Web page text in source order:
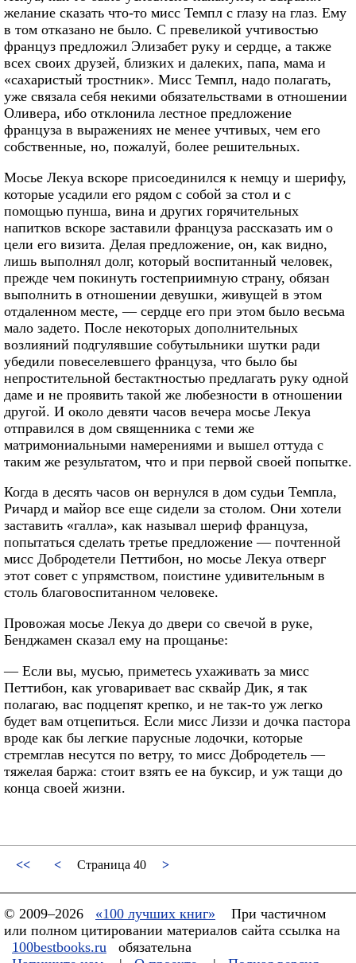
желание сказать что-то мисс Темпл с глазу на глаз. Ему
в том отказано не было. С превеликой учтивостью
француз предложил Элизабет руку и сердце, а также
всех своих друзей, близких и далеких, папа, мама и
«сахаристый тростник». Мисс Темпл, надо полагать,
уже связала себя некими обязательствами в отношении
Оливера, ибо отклонила лестное предложение
француза в выражениях не менее учтивых, чем его
собственные, но, пожалуй, более решительных.
Мосье Лекуа вскоре присоединился к немцу и шерифу,
которые усадили его рядом с собой за стол и с
помощью пунша, вина и других горячительных
напитков вскоре заставили француза рассказать им о
цели его визита. Делая предложение, он, как видно,
лишь выполнял долг, который воспитанный человек,
прежде чем покинуть гостеприимную страну, обязан
выполнить в отношении девушки, живущей в этом
отдаленном месте, — сердце его при этом было весьма
мало задето. После некоторых дополнительных
возлияний подгулявшие собутыльники шутки ради
убедили повеселевшего француза, что было бы
непростительной бестактностью предлагать руку одной
даме и не проявить такой же любезности в отношении
другой. И около девяти часов вечера мосье Лекуа
отправился в дом священника с теми же
матримониальными намерениями и вышел оттуда с
таким же результатом, что и при первой своей попытке.
Когда в десять часов он вернулся в дом судьи Темпла,
Ричард и майор все еще сидели за столом. Они хотели
заставить «галла», как называл шериф француза,
попытаться сделать третье предложение — почтенной
мисс Добродетели Петтибон, но мосье Лекуа отверг
этот совет с упрямством, поистине удивительным в
столь благовоспитанном человеке.
Провожая мосье Лекуа до двери со свечой в руке,
Бенджамен сказал ему на прощанье:
— Если вы, мусью, приметесь ухаживать за мисс
Петтибон, как уговаривает вас сквайр Дик, я так
полагаю, вас подцепят крепко, и не так-то уж легко
будет вам отцепиться. Если мисс Лиззи и дочка пастора
вроде как бы легкие парусные лодочки, которые
стремглав несутся по ветру, то мисс Добродетель —
тяжелая баржа: стоит взять ее на буксир, и уж тащи до
конца своей жизни.
<< < Страница 40 >
© 2009–2026 «100 лучших книг»
При частичном
или полном цитировании материалов сайта ссылка на
100bestbooks.ru
обязательна